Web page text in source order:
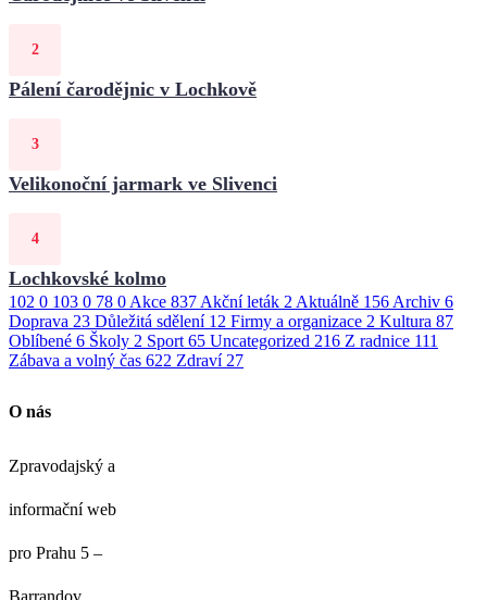
Pálení čarodějnic v Lochkově
Velikonoční jarmark ve Slivenci
Lochkovské kolmo
102 0 103 0 78 0 Akce 837 Akční leták 2 Aktuálně 156 Archiv 6
Doprava 23 Důležitá sdělení 12 Firmy a organizace 2 Kultura 87
Oblíbené 6 Školy 2 Sport 65 Uncategorized 216 Z radnice 111
Zábava a volný čas 622 Zdraví 27
O nás
Zpravodajský a
informační web
pro Prahu 5 –
Barrandov